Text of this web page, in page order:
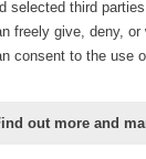
selected third
freely give, deny,
consent to the use
out more and